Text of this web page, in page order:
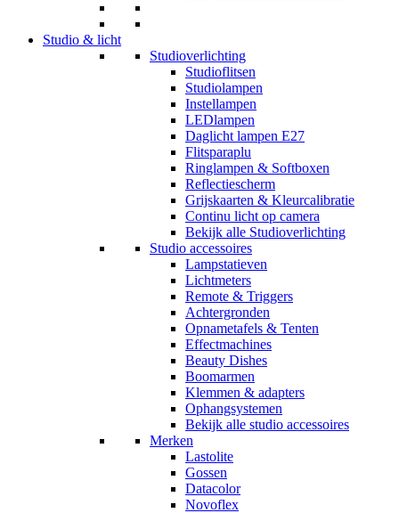
Studio & licht
Studioverlichting
Studioflitsen
Studiolampen
Instellampen
LEDlampen
Daglicht lampen E27
Flitsparaplu
Ringlampen & Softboxen
Reflectiescherm
Grijskaarten & Kleurcalibratie
Continu licht op camera
Bekijk alle Studioverlichting
Studio accessoires
Lampstatieven
Lichtmeters
Remote & Triggers
Achtergronden
Opnametafels & Tenten
Effectmachines
Beauty Dishes
Boomarmen
Klemmen & adapters
Ophangsystemen
Bekijk alle studio accessoires
Merken
Lastolite
Gossen
Datacolor
Novoflex